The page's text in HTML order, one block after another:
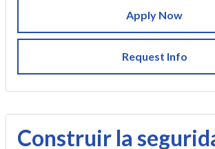
Apply Now
Request Info
Construir la